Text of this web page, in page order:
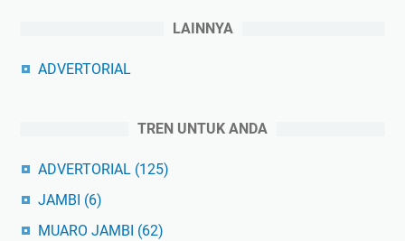
LAINNYA
ADVERTORIAL
TREN UNTUK ANDA
ADVERTORIAL (125)
JAMBI (6)
MUARO JAMBI (62)